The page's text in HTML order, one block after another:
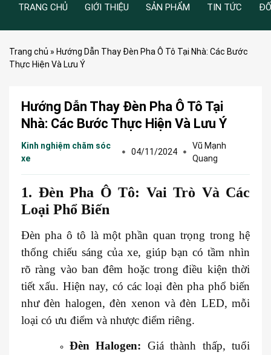
TRANG CHỦ GIỚI THIỆU SẢN PHẨM TIN TỨC
Trang chủ » Hướng Dẫn Thay Đèn Pha Ô Tô Tại Nhà: Các Bước
Thực Hiện Và Lưu Ý
Hướng Dẫn Thay Đèn Pha Ô Tô Tại
Nhà: Các Bước Thực Hiện Và Lưu Ý
Kinh nghiệm chăm sóc
xe
04/11/2024
Vũ Mạnh
Quang
1. Đèn Pha Ô Tô: Vai Trò Và Các
Loại Phổ Biến
Đèn pha ô tô là một phần quan trọng trong hệ
thống chiếu sáng của xe, giúp bạn có tầm nhìn
rõ ràng vào ban đêm hoặc trong điều kiện thời
tiết xấu. Hiện nay, có các loại đèn pha phổ biến
như đèn halogen, đèn xenon và đèn LED, mỗi
loại có ưu điểm và nhược điểm riêng.
Đèn Halogen: Giá thành thấp, tuổi